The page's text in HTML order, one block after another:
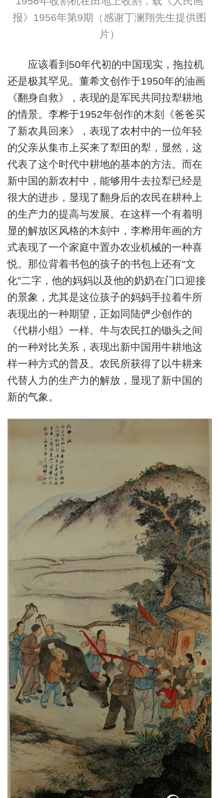
报》1956年第9期（感谢丁澜翔先生提供图
片）
应该看到50年代初的中国现实，拖拉机
还是极其罕见。董希文创作于1950年的油画
《翻身自救》，表现的是军民共同拉犁耕地
的情景。李桦于1952年创作的木刻《爸爸买
了新农具回来》，表现了农村中的一位年轻
的父亲从集市上买来了犁田的犁，显然，这
代表了这个时代中耕地的基本的方法。而在
新中国的新农村中，能够用牛去拉犁已经是
很大的进步，显现了翻身后的农民在耕种上
的生产力的提高与发展。在这样一个有着明
显的解放区风格的木刻中，李桦用年画的方
式表现了一个家庭中置办农业机械的一种喜
悦。那位背着书包的孩子的书包上还有“文
化”二字，他的妈妈以及他的奶奶在门口迎接
的景象，尤其是这位孩子的妈妈手拉着牛所
表现出的一种期望，正如同陆俨少创作的
《代耕小组》一样。牛与农民扛的锄头之间
的一种对比关系，表现出新中国用牛耕地这
样一种方式的普及。农民所获得了以牛耕来
代替人力的生产力的解放，显现了新中国的
新的气象。